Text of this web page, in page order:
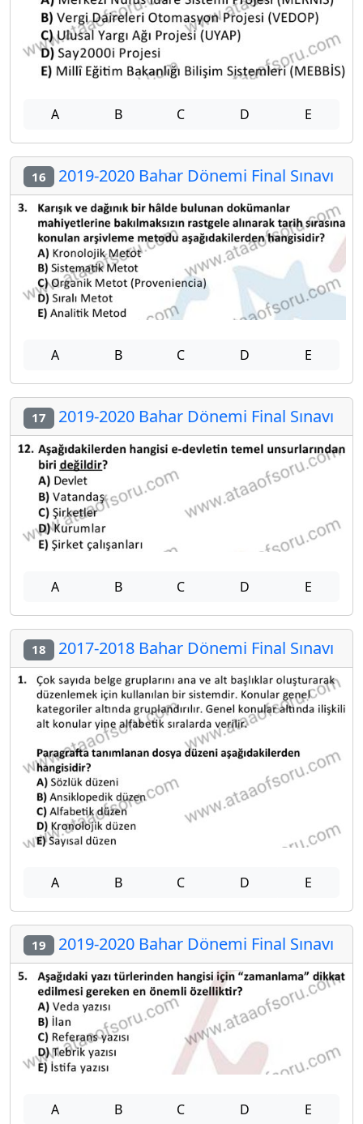
A B C D E
16 2019-2020 Bahar Dönemi Final Sınavı
A B C D E
17 2019-2020 Bahar Dönemi Final Sınavı
A B C D E
18 2017-2018 Bahar Dönemi Final Sınavı
A B C D E
19 2019-2020 Bahar Dönemi Final Sınavı
A B C D E